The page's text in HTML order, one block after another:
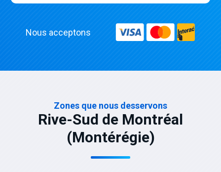
Nous acceptons
Zones que nous desservons
Rive-Sud de Montréal
(Montérégie)